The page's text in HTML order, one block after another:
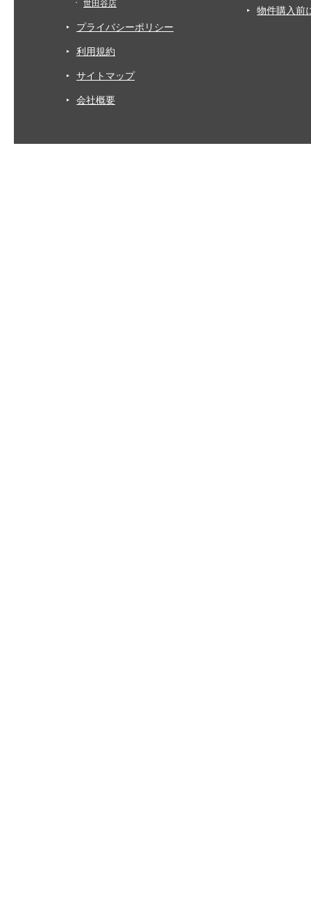
世田谷店
プライバシーポリシー
利用規約
サイトマップ
会社概要
物件購入前